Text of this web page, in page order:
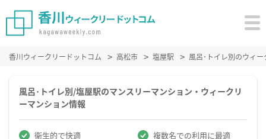
香川ウィークリードットコム 高松市 塩屋駅 風呂･トイレ別のウィ
風呂･トイレ別/塩屋駅のマンスリーマンション・ウィークリ
ーマンション情報
衛生的で快適 複数名での利用に最適